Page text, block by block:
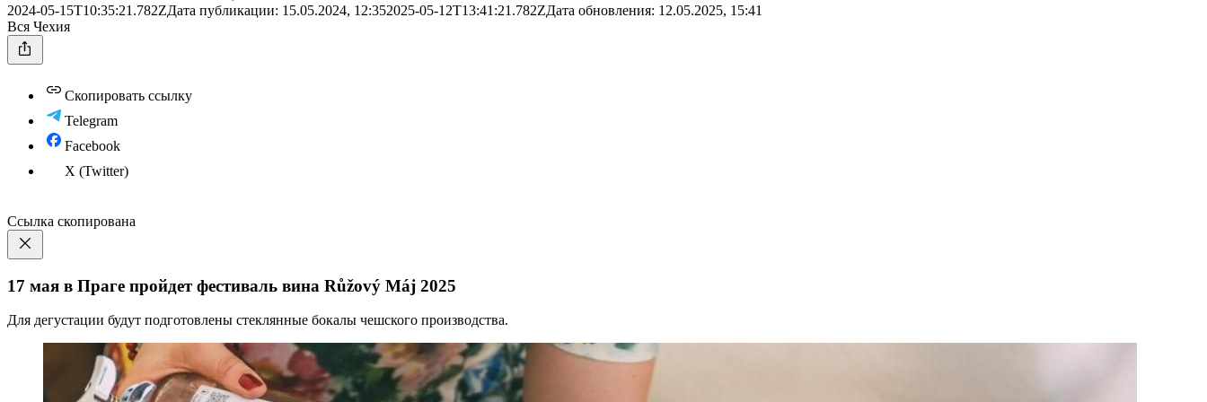
2024-05-15T10:35:21.782ZДата публикации: 15.05.2024, 12:352025-05-12T13:41:21.782ZДата обновления: 12.05.2025, 15:41
Вся Чехия
Скопировать ссылку
Telegram
Facebook
X (Twitter)
Ссылка скопирована
17 мая в Праге пройдет фестиваль вина Růžový Máj 2025
Для дегустации будут подготовлены стеклянные бокалы чешского производства.